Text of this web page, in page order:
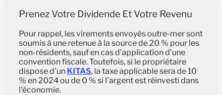
Prenez Votre Dividende Et Votre Revenu
Pour rappel, les virements envoyés outre-mer sont
soumis à une retenue à la source de 20 % pour les
non-résidents, sauf en cas d'application d'une
convention fiscale. Toutefois, si le propriétaire
dispose d'un KITAS, la taxe applicable sera de 10
% en 2024 ou de 0 % si l'argent est réinvesti dans
l'économie.